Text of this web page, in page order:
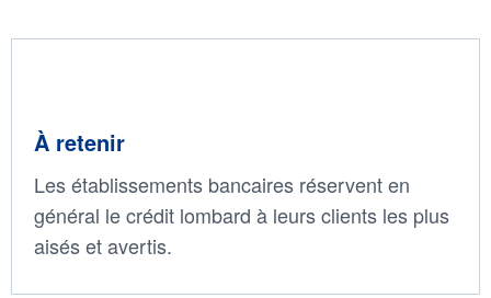
À retenir
Les établissements bancaires réservent en
général le crédit lombard à leurs clients les plus
aisés et avertis.